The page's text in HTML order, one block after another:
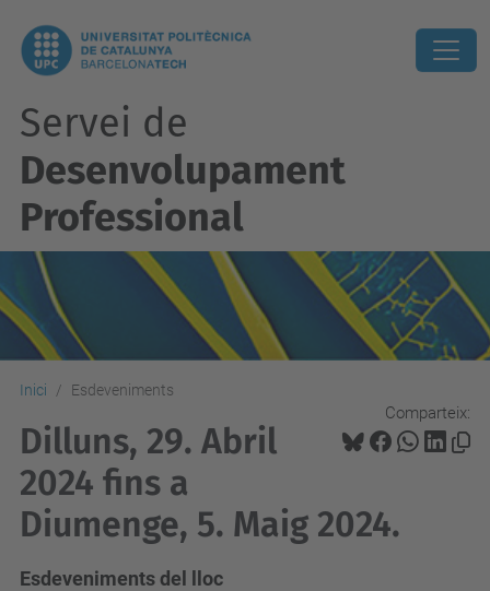
Servei de
Desenvolupament
Professional
Inici Esdeveniments
Comparteix:
Dilluns, 29. Abril
2024 fins a
Diumenge, 5. Maig 2024.
Esdeveniments del lloc